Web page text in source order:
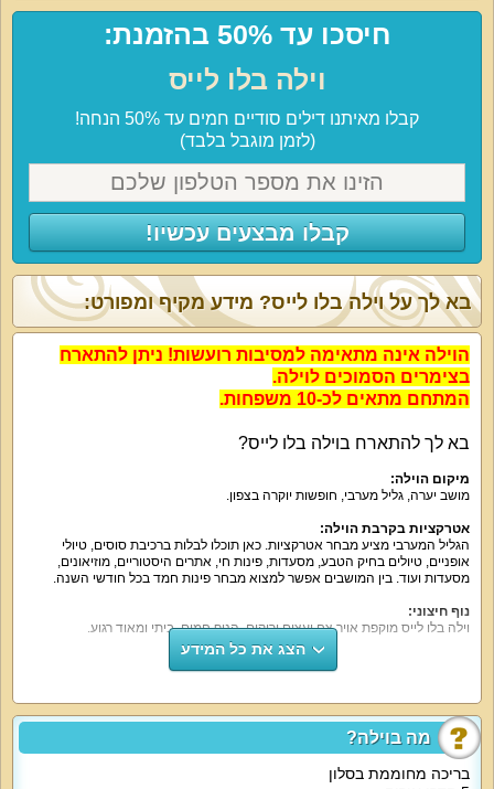
חיסכו עד 50% בהזמנת:
וילה בלו לייס
קבלו מאיתנו דילים סודיים חמים עד 50% הנחה!
(לזמן מוגבל בלבד)
קבלו מבצעים עכשיו!
מה בוילה?
בריכה מחוממת בסלון
בא לך על וילה בלו לייס? מידע מקיף ומפורט:
הוילה אינה מתאימה למסיבות רועשות! ניתן להתארח
בצימרים הסמוכים לוילה.
המתחם מתאים לכ-10 משפחות.
בא לך להתארח בוילה בלו לייס?
מיקום הוילה:
מושב יערה, גליל מערבי, חופשות יוקרה בצפון.
אטרקציות בקרבת הוילה:
הגליל המערבי מציע מבחר אטרקציות. כאן תוכלו לבלות ברכיבת סוסים, טיולי
אופניים, טיולים בחיק הטבע, מסעדות, פינות חי, אתרים היסטוריים, מוזיאונים,
מסעדות ועוד. בין המושבים אפשר למצוא מבחר פינות חמד בכל חודשי השנה.
נוף חיצוני:
וילה בלו לייס מוקפת אויר צח ועצים ירוקים. הנוף חמים, ביתי ומאוד רגוע.
מה הוילה כוללת:
חדרי השינה כולם מאוד נוחים, מתוך המיטה תוכלו לצפות בטלוויזיה. בחדרי הילדים
מוצבות מיטות נפתחות נוחות.
הצג את כל המידע